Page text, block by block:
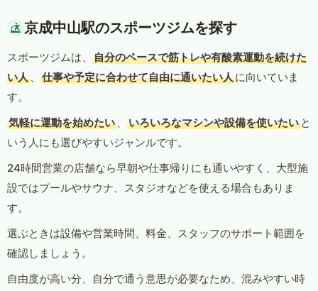
京成中山駅のスポーツジムを探す
スポーツジムは、
自分のペースで筋トレや有酸素運動を続けた
い人 、 仕事や予定に合わせて自由に通いたい人に向いていま
す。
気軽に運動を始めたい 、 いろいろなマシンや設備を使いたい と
いう人にも選びやすいジャンルです。
24時間営業の店舗なら早朝や仕事帰りにも通いやすく、大型施
設ではプールやサウナ、スタジオなどを使える場合もありま
す。
選ぶときは設備や営業時間、料金、スタッフのサポート範囲を
確認しましょう。
自由度が高い分、自分で通う意思が必要なため、混みやすい時